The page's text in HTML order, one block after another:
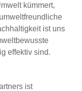
kümmert,
umweltfreundliche
ist uns
effektiv sind.
ist